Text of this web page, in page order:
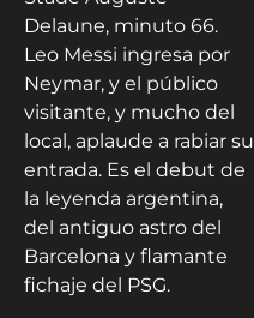
Delaune, minuto 66.
Leo Messi ingresa por
Neymar, y el público
visitante, y mucho del
local, aplaude a rabiar su
entrada. Es el debut de
la leyenda argentina,
del antiguo astro del
Barcelona y flamante
fichaje del PSG.